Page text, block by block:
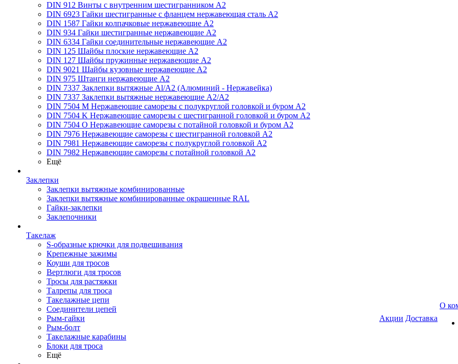
DIN 912 Винты с внутренним шестигранником А2
DIN 6923 Гайки шестигранные с фланцем нержавеющая сталь А2
DIN 1587 Гайки колпачковые нержавеющие А2
DIN 934 Гайки шестигранные нержавеющие А2
DIN 6334 Гайки соединительные нержавеющие А2
DIN 125 Шайбы плоские нержавеющие А2
DIN 127 Шайбы пружинные нержавеющие А2
DIN 9021 Шайбы кузовные нержавеющие А2
DIN 975 Штанги нержавеющие А2
DIN 7337 Заклепки вытяжные Al/A2 (Алюминий - Нержавейка)
DIN 7337 Заклепки вытяжные нержавеющие A2/A2
DIN 7504 M Нержавеющие саморезы с полукруглой головкой и буром А2
DIN 7504 K Нержавеющие саморезы с шестигранной головкой и буром А2
DIN 7504 O Нержавеющие саморезы с потайной головкой и буром А2
DIN 7976 Нержавеющие саморезы с шестигранной головкой А2
DIN 7981 Нержавеющие саморезы с полукруглой головкой А2
DIN 7982 Нержавеющие саморезы с потайной головкой А2
Ещё
Заклепки
Заклепки вытяжные комбинированные
Заклепки вытяжные комбинированные окрашенные RAL
Гайки-заклепки
Заклепочники
Такелаж
S-образные крючки для подвешивания
Крепежные зажимы
Коуши для тросов
Вертлюги для тросов
Тросы для растяжки
Талрепы для троса
Такелажные цепи
Соединители цепей
Рым-гайки
Рым-болт
Такелажные карабины
Блоки для троса
Ещё
Акции Доставка
О